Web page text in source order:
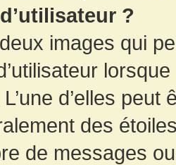
?
images qui
d’elles
des
de messages